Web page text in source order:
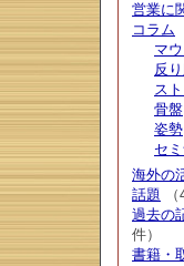
営業に
コラム
マ
反
ス
骨盤
姿勢
セ
海外の
話題 （
過去の
件）
書籍・